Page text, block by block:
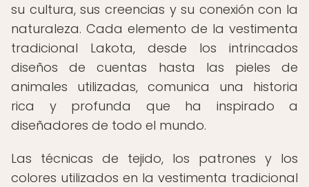
su cultura, sus creencias y su conexión con la
naturaleza. Cada elemento de la vestimenta
tradicional Lakota, desde los intrincados
diseños de cuentas hasta las pieles de
animales utilizadas, comunica una historia
rica y profunda que ha inspirado a
diseñadores de todo el mundo.
Las técnicas de tejido, los patrones y los
colores utilizados en la vestimenta tradicional